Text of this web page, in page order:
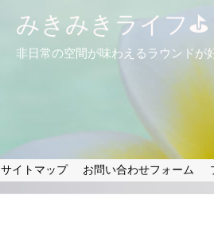
みきみきライフ⛳
非日常の空間が味わえるラウンドが
サイトマップ お問い合わせフォーム